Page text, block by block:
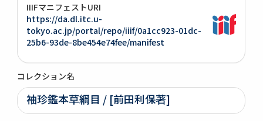
IIIFマニフェストURI
https://da.dl.itc.u-
tokyo.ac.jp/portal/repo/iiif/0a1cc923-01dc-
25b6-93de-8be454e74fee/manifest
コレクション名
袖珍鑑本草綱目 / [前田利保著]